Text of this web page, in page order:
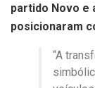
partido Novo e
posicionaram
“A